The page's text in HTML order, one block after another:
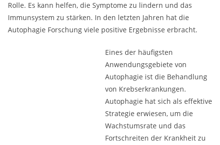
Rolle. Es kann helfen, die Symptome zu lindern und das
Immunsystem zu stärken. In den letzten Jahren hat die
Autophagie Forschung viele positive Ergebnisse erbracht.
Eines der häufigsten
Anwendungsgebiete von
Autophagie ist die Behandlung
von Krebserkrankungen.
Autophagie hat sich als effektive
Strategie erwiesen, um die
Wachstumsrate und das
Fortschreiten der Krankheit zu